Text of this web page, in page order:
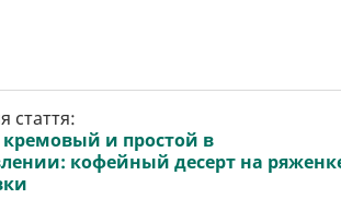
стаття:
и простой в
кофейный десерт на